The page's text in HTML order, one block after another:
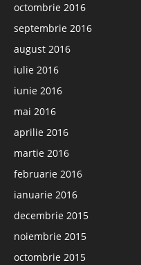
octombrie 2016
septembrie 2016
august 2016
iulie 2016
iunie 2016
mai 2016
aprilie 2016
martie 2016
februarie 2016
ianuarie 2016
decembrie 2015
noiembrie 2015
octombrie 2015